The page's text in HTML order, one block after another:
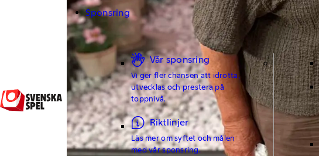
Sponsring
Vår sponsring
Vi ger fler chansen att idrotta,
utvecklas och prestera på
toppnivå.
Riktlinjer
Läs mer om syftet och målen
med vår sponsring.